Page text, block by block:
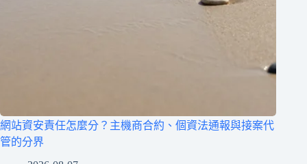
網站資安責任怎麼分？主機商合約、個資法通報與接案代
管的分界